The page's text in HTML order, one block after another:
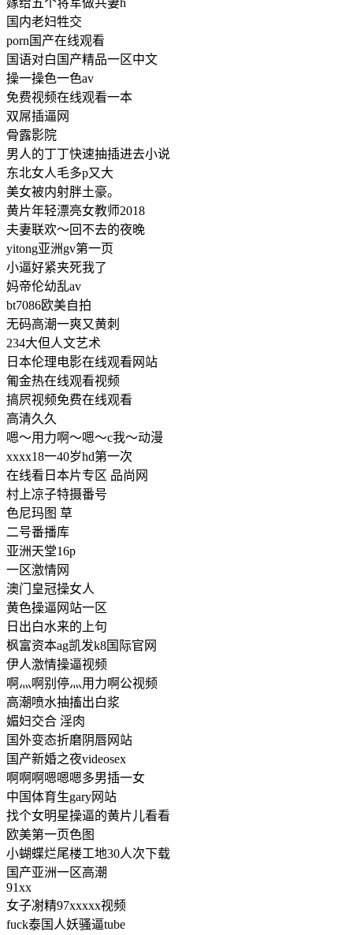
国内老妇牲交
porn国产在线观看
国语对白国产精品一区中文
操一操色一色av
免费视频在线观看一本
双屌插逼网
骨露影院
男人的丁丁快速抽插进去小说
东北女人毛多p又大
美女被内射胖土豪。
黄片年轻漂亮女教师2018
夫妻联欢～回不去的夜晚
yitong亚洲gv第一页
小逼好紧夹死我了
妈帝伦幼乱av
bt7086欧美自拍
无码高潮一爽又黄刺
234大但人文艺术
日本伦理电影在线观看网站
匍金热在线观看视频
搞屄视频免费在线观看
高清久久
嗯～用力啊～嗯～c我～动漫
xxxx18一40岁hd第一次
在线看日本片专区 品尚网
村上凉子特摄番号
色尼玛图 草
二号番播库
亚洲天堂16p
一区激情网
澳门皇冠操女人
黄色操逼网站一区
日出白水来的上句
枫富资本ag凯发k8国际官网
伊人激情操逼视频
啊灬啊别停灬用力啊公视频
高潮喷水抽搐出白浆
媚妇交合 淫肉
国外变态折磨阴唇网站
国产新婚之夜videosex
啊啊啊嗯嗯嗯多男插一女
中国体育生gary网站
找个女明星操逼的黄片儿看看
欧美第一页色图
小蝴蝶烂尾楼工地30人次下载
国产亚洲一区高潮
91xx
女子㓔精97xxxxx视频
fuck泰国人妖骚逼tube